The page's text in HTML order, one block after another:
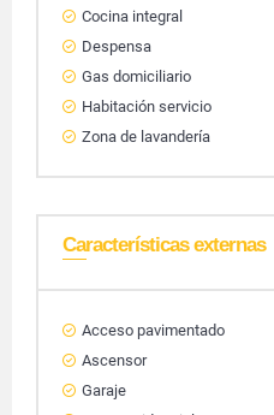
Cocina integral
Despensa
Gas domiciliario
Habitación servicio
Zona de lavandería
Características externas
Acceso pavimentado
Ascensor
Garaje